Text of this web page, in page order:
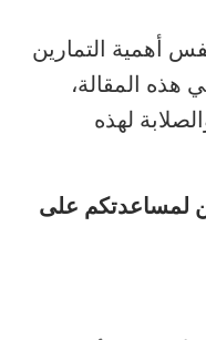
أهمية التمارين
هذه المقالة،
لهذه
لمساعدتكم على